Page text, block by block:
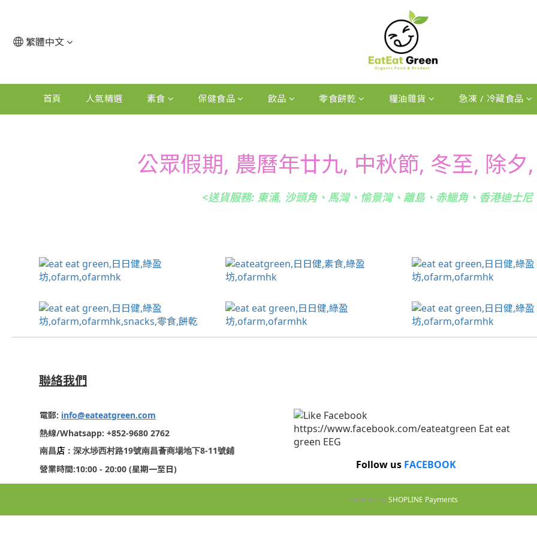
繁體中文
首頁 人氣精選 素食 保健食品 飲品 零食餅乾 糧油雜貨 急凍 / 冷藏食品
公眾假期, 農曆年廿九, 中秋節, 冬至, 除夕
<送貨服務: 東涌, 沙頭角、馬灣、愉景灣、離島、赤鱲角、香港迪士尼
聯絡我們
電郵: info@eateatgreen.com
熱線/Whatsapp: +852-9680 2762
南昌 店 ：深水埗西村路19號南昌薈商場地下8-11號鋪
營業時間:10:00 - 20:00 (星期一至日) Follow us FACEBOOK
Powered bySHOPLINE Payments